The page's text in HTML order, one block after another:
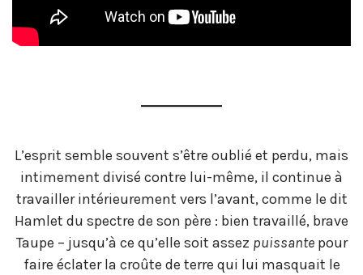
L’esprit semble souvent s’être oublié et perdu, mais
intimement divisé contre lui-même, il continue à
travailler intérieurement vers l’avant, comme le dit
Hamlet du spectre de son père : bien travaillé, brave
Taupe – jusqu’à ce qu’elle soit assez puissantepour
faire éclater la croûte de terre qui lui masquait le